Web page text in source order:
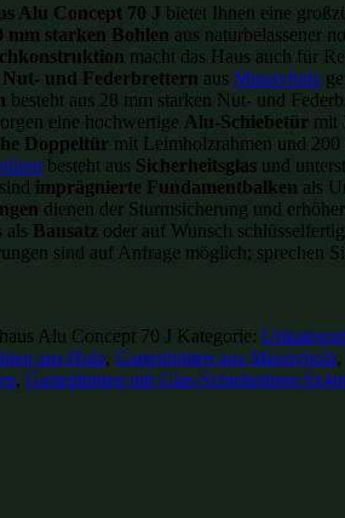
Alu Concept 70 J bietet Ihnen eine
mm starken Bohlen aus naturbelassener
macht das Haus auch für
Nut- und Federbrettern aus Massivholz
besteht aus 28 mm starken Nut- und
eine hochwertige Alu-Schiebetür mit
Doppeltür mit Leimholzrahmen und
besteht aus Sicherheitsglas und
imprägnierte Fundamentbalken als
dienen der Sturmsicherung und
als Bausatz oder auf Wunsch
sind auf Anfrage möglich; sprechen
Alu Concept 70 J Kategorie:
aus Holz, Gartenhütten aus Massivholz,
, Gartenhütten mit Glas-Schiebetüren